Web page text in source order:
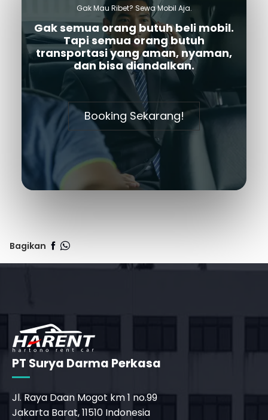
Gak Mau Ribet? Sewa Mobil Aja.
Gak semua orang butuh beli mobil.
Tapi semua orang butuh
transportasi yangaman, nyaman,
dan bisadiandalkan.
Booking Sekarang!
Bagikan
PT Surya Darma Perkasa
Jl. Raya Daan Mogot km 1 no.99
Jakarta Barat, 11510 Indonesia